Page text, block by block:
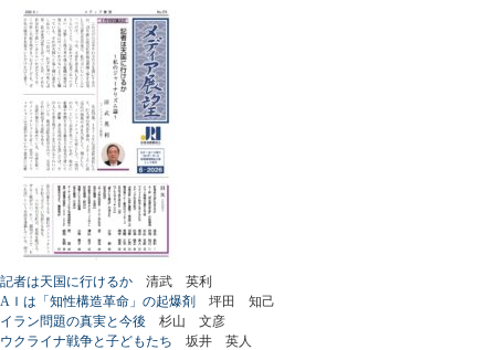
記者は天国に行けるか 清武 英利
AＩは「知性構造革命」の起爆剤 坪田 知己
イラン問題の真実と今後 杉山 文彦
ウクライナ戦争と子どもたち 坂井 英人